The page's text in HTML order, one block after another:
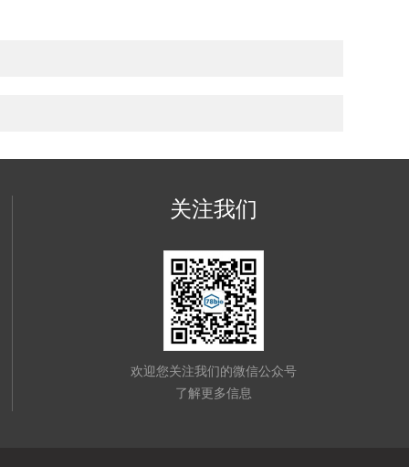
关注我们
欢迎您关注我们的微信公众号
了解更多信息